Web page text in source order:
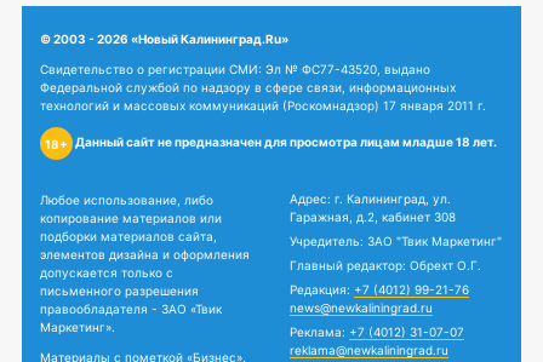
© 2003 - 2026 «Новый Калининград.Ru»
Свидетельство о регистрации СМИ: Эл № ФС77-43520, выдано
Федеральной службой по надзору в сфере связи, информационных
технологий и массовых коммуникаций (Роскомнадзор) 17 января 2011 г.
18+ Данный сайт не предназначен для просмотра лицам младше 18 лет.
Любое использование, либо
копирование материалов или
подборки материалов сайта,
элементов дизайна и оформления
допускается только с
письменного разрешения
правообладателя - ЗАО «Твик
Маркетинг».
Материалы с пометкой «Бизнес»,
Адрес: г. Калининград, ул.
Гаражная, д.2, кабинет 308
Учредитель: ЗАО "Твик Маркетинг"
Главный редактор: Обрехт О.Г.
Редакция: +7 (4012) 99-21-76
news@newkaliningrad.ru
Реклама: +7 (4012) 31-07-07
reklama@newkaliningrad.ru